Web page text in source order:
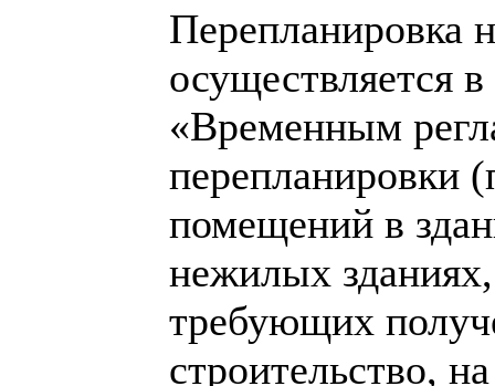
Перепланировка
осуществляется
«Временным
перепланировки
помещений в
нежилых
требующих
строительство,